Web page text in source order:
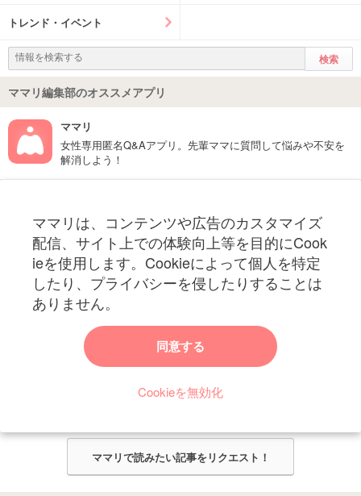
トレンド・イベント
ママリ編集部のオススメアプリ
ママリ
女性専用匿名Q&Aアプリ。先輩ママに質問して悩みや不安を
解消しよう！
ママリは、コンテンツや広告のカスタマイズ
配信、サイト上での体験向上等を目的にCook
ieを使用します。Cookieによって個人を特定
したり、プライバシーを侵したりすることは
ありません。
同意する
Cookieを無効化
妊娠〜子育て中のお役立ち情報を配信中
ママリからのお知らせ
今ママリで読みたい記事は何ですか？
ママリ編集部がみなさんのご意見をもとに記事を作成させていただきま
ママリで読みたい記事をリクエスト！